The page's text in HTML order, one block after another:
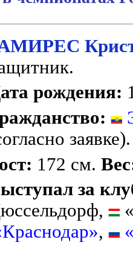
рождения:
заявке).
172 см.
за
,